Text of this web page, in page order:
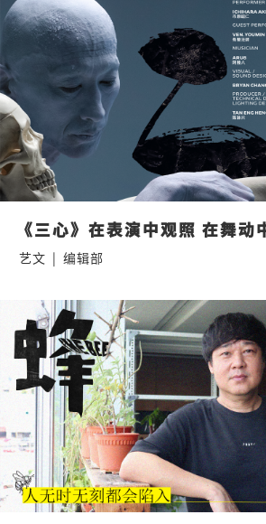
《三心》在表演中观照 在舞动
艺文 | 编辑部